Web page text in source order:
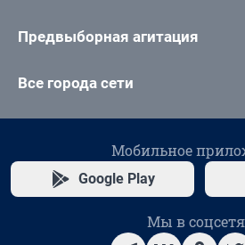
Предвыборная агитация
Все города сети
Мобильное
Google Play
Мы в